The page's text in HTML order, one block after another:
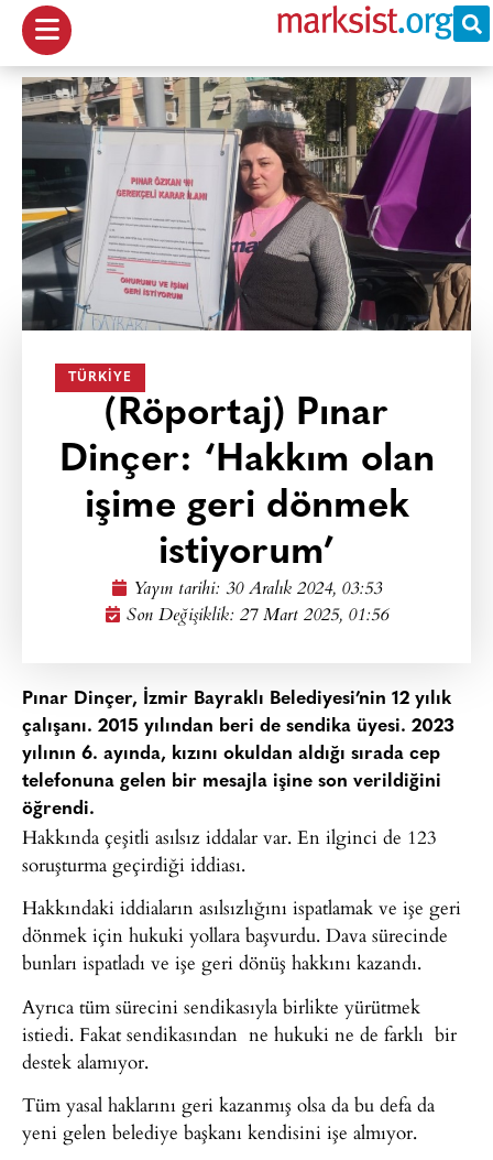
TÜRKIYE
(Röportaj) Pınar
Dinçer: ‘Hakkım olan
işime geri dönmek
istiyorum’
Yayın tarihi: 30 Aralık 2024, 03:53
Son Değişiklik: 27 Mart 2025, 01:56
Pınar Dinçer, İzmir Bayraklı Belediyesi’nin 12 yılık
çalışanı. 2015 yılından beri de sendika üyesi. 2023
yılının 6. ayında, kızını okuldan aldığı sırada cep
telefonuna gelen bir mesajla işine son verildiğini
öğrendi.
Hakkında çeşitli asılsız iddalar var. En ilginci de 123
soruşturma geçirdiği iddiası.
Hakkındaki iddiaların asılsızlığını ispatlamak ve işe geri
dönmek için hukuki yollara başvurdu. Dava sürecinde
bunları ispatladı ve işe geri dönüş hakkını kazandı.
Ayrıca tüm sürecini sendikasıyla birlikte yürütmek
istiedi. Fakat sendikasından ne hukuki ne de farklı bir
destek alamıyor.
Tüm yasal haklarını geri kazanmış olsa da bu defa da
yeni gelen belediye başkanı kendisini işe almıyor.